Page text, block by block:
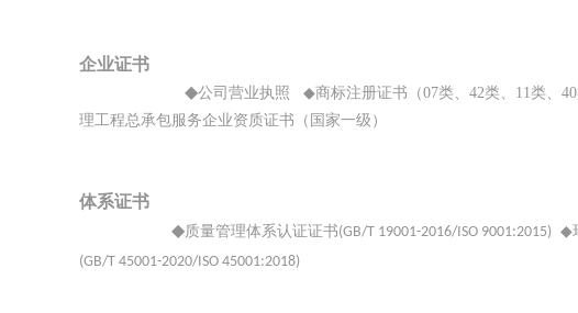
企业证书
◆公司营业执照 ◆商标注册证书（07类、42类、11类、
理工程总承包服务企业资质证书（国家一级）
体系证书
◆质量管理体系认证证书(GB/T 19001-2016/ISO 9001:2015) ◆
(GB/T 45001-2020/ISO 45001:2018)